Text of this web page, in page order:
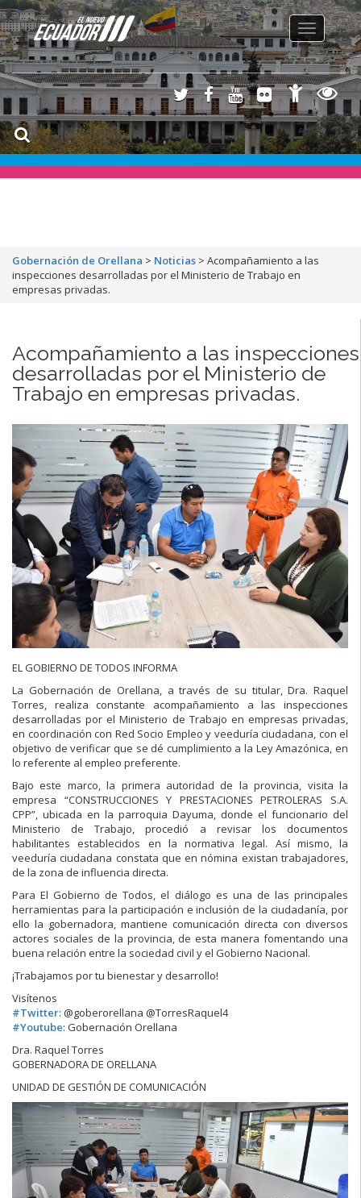
Toggle
navigation
Gobernación de Orellana > Noticias > Acompañamiento a las
inspecciones desarrolladas por el Ministerio de Trabajo en
empresas privadas.
Acompañamiento a las inspecciones
desarrolladas por el Ministerio de
Trabajo en empresas privadas.
EL GOBIERNO DE TODOS INFORMA
La Gobernación de Orellana, a través de su titular, Dra. Raquel
Torres, realiza constante acompañamiento a las inspecciones
desarrolladas por el Ministerio de Trabajo en empresas privadas,
en coordinación con Red Socio Empleo y veeduría ciudadana, con el
objetivo de verificar que se dé cumplimiento a la Ley Amazónica, en
lo referente al empleo preferente.
Bajo este marco, la primera autoridad de la provincia, visita la
empresa “CONSTRUCCIONES Y PRESTACIONES PETROLERAS S.A.
CPP”, ubicada en la parroquia Dayuma, donde el funcionario del
Ministerio de Trabajo, procedió a revisar los documentos
habilitantes establecidos en la normativa legal. Así mismo, la
veeduría ciudadana constata que en nómina existan trabajadores,
de la zona de influencia directa.
Para El Gobierno de Todos, el diálogo es una de las principales
herramientas para la participación e inclusión de la ciudadanía, por
ello la gobernadora, mantiene comunicación directa con diversos
actores sociales de la provincia, de esta manera fomentando una
buena relación entre la sociedad civil y el Gobierno Nacional.
¡Trabajamos por tu bienestar y desarrollo!
Visítenos
#Twitter: @goberorellana @TorresRaquel4
#Youtube: Gobernación Orellana
Dra. Raquel Torres
GOBERNADORA DE ORELLANA
UNIDAD DE GESTIÓN DE COMUNICACIÓN